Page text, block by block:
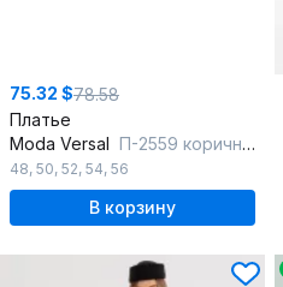
75.32 $78.58
Платье
Moda Versal П-2559 коричневый
48, 50, 52, 54, 56
В корзину